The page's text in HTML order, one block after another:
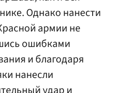
Однако нанести
армии не
ошибками
и благодаря
нанесли